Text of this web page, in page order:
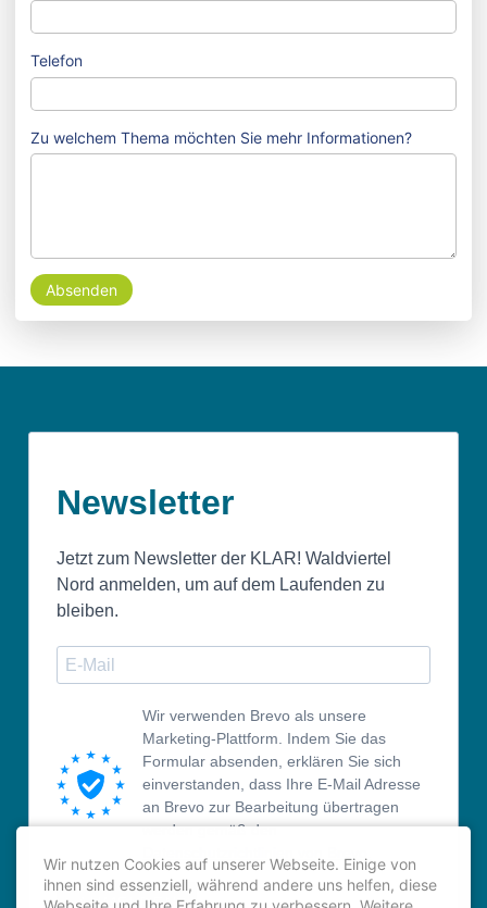
Telefon
Zu welchem Thema möchten Sie mehr Informationen?
Absenden
Newsletter
Jetzt zum Newsletter der KLAR! Waldviertel
Nord anmelden, um auf dem Laufenden zu
bleiben.
Wir verwenden Brevo als unsere
Marketing-Plattform. Indem Sie das
Formular absenden, erklären Sie sich
einverstanden, dass Ihre E-Mail Adresse
an Brevo zur Bearbeitung übertragen
werden gemäß den
ANMELDEN
Wir nutzen Cookies auf unserer Webseite. Einige von
ihnen sind essenziell, während andere uns helfen, diese